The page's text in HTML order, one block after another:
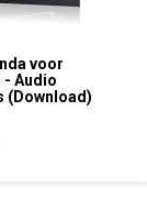
voor
- Audio
(Download)